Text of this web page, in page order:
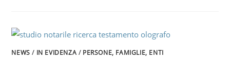
NEWS / IN EVIDENZA / PERSONE, FAMIGLIE, ENTI